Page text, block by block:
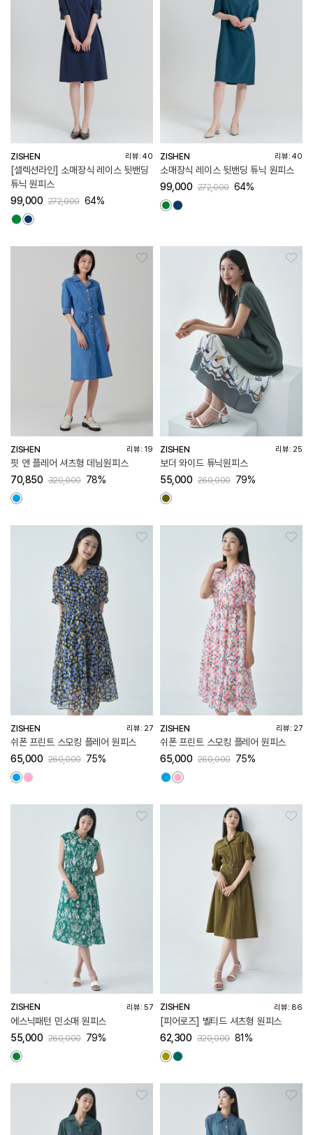
ZISHEN 리뷰: 40
[셀렉션라인] 소매장식 레이스 뒷밴딩
튜닉 원피스
272,000
99,000 64%
ZISHEN 리뷰: 40
소매장식 레이스 뒷밴딩 튜닉 원피스
272,000
99,000 64%
ZISHEN 리뷰: 19
핏 앤 플레어 셔츠형 데님원피스
320,000
70,850 78%
ZISHEN 리뷰: 25
보더 와이드 튜닉원피스
260,000
55,000 79%
ZISHEN 리뷰: 27
쉬폰 프린트 스모킹 플레어 원피스
260,000
65,000 75%
ZISHEN 리뷰: 27
쉬폰 프린트 스모킹 플레어 원피스
260,000
65,000 75%
ZISHEN 리뷰: 57
에스닉패턴 민소매 원피스
260,000
55,000 79%
ZISHEN 리뷰: 86
[피어로즈] 벨티드 셔츠형 원피스
320,000
62,300 81%